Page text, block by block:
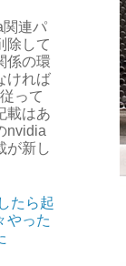
関連パ
除して
係の環
ければ
って
載はあ
nvidia
が新し
たら起
やった